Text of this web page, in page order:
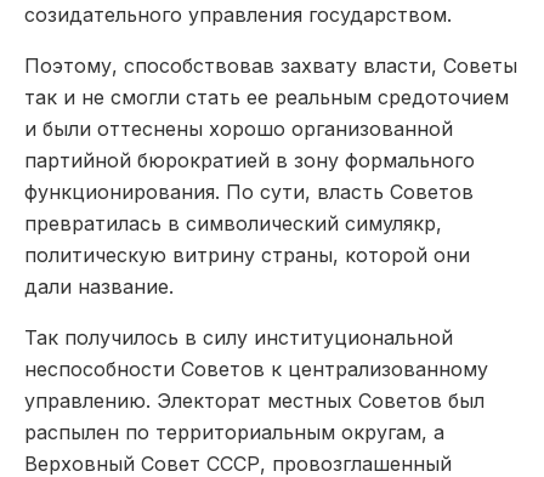
созидательного управления государством.
Поэтому, способствовав захвату власти, Советы
так и не смогли стать ее реальным средоточием
и были оттеснены хорошо организованной
партийной бюрократией в зону формального
функционирования. По сути, власть Советов
превратилась в символичес­кий симулякр,
политическую витрину страны, которой они
дали название.
Так получилось в силу институциональной
неспособности Советов к централизованному
управлению. Электорат местных Советов был
распылен по территориальным округам, а
Верховный Совет СССР, провозглашенный